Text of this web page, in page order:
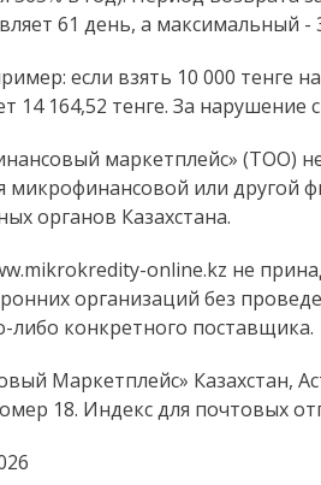
61 день, а максимальный -
если взять 10 000 тенге
14 164,52 тенге. За
маркетплейс» (ТОО)
микрофинансовой или другой
органов Казахстана.
online.kz не
организаций без
либо конкретного поставщика.
Маркетплейс» Казахстан,
18. Индекс для почтовых